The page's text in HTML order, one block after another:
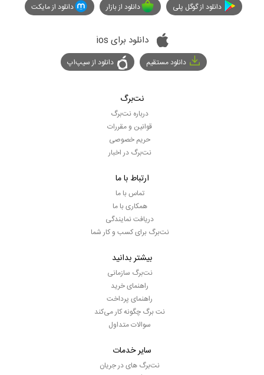
دانلود از گوگل پلی دانلود از بازار دانلود از مایکت
دانلود برای ios
دانلود مستقیم دانلود از سیپ‌اپ
نت‌برگ
درباره نت‌برگ
قوانین و مقررات
حریم خصوصی
نت‌برگ در اخبار
ارتباط با ما
تماس با ما
همکاری با ما
دریافت نمایندگی
نت‌برگ برای کسب و کار شما
بیشتر بدانید
نت‌برگ سازمانی
راهنمای خرید
راهنمای پرداخت
نت برگ چگونه کار می‌کند
سوالات متداول
سایر خدمات
نت‌برگ های در جریان